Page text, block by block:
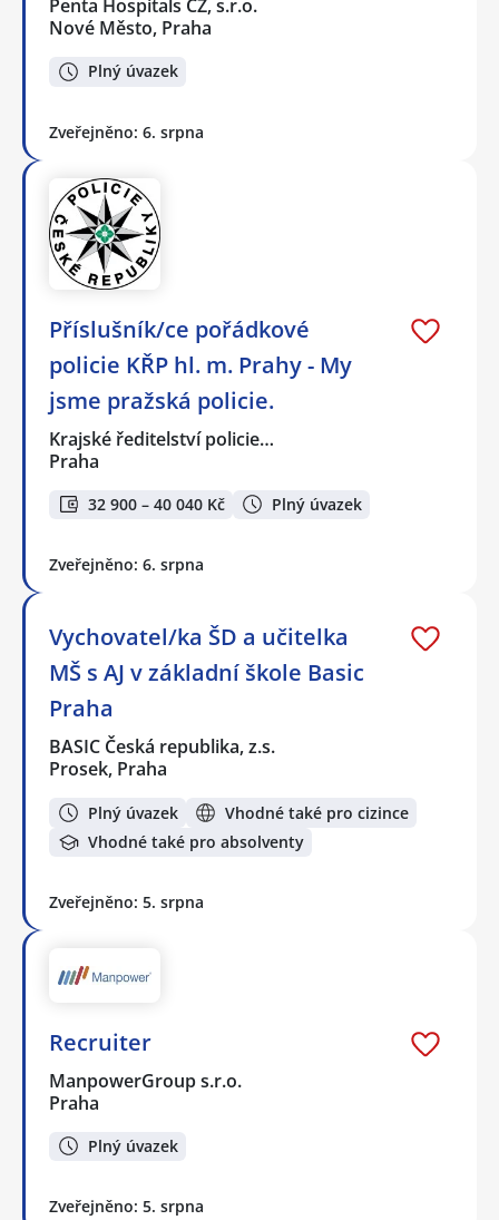
Penta Hospitals CZ, s.r.o.
Nové Město, Praha
Plný úvazek
Zveřejněno: 6. srpna
Příslušník/ce pořádkové
policie KŘP hl. m. Prahy - My
jsme pražská policie.
Krajské ředitelství policie…
Praha
32 900 – 40 040 Kč Plný úvazek
Zveřejněno: 6. srpna
Vychovatel/ka ŠD a učitelka
MŠ s AJ v základní škole Basic
Praha
BASIC Česká republika, z.s.
Prosek, Praha
Plný úvazek
Vhodné také pro cizince
Vhodné také pro absolventy
Zveřejněno: 5. srpna
Recruiter
ManpowerGroup s.r.o.
Praha
Plný úvazek
Zveřejněno: 5. srpna